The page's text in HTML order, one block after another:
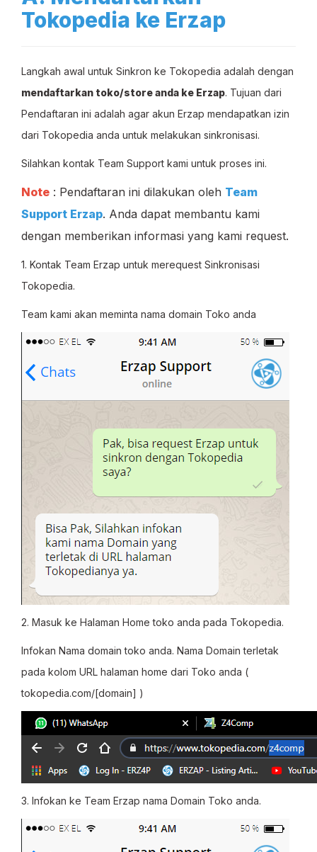
Tokopedia ke Erzap
Langkah awal untuk Sinkron ke Tokopedia adalah dengan
mendaftarkan toko/store anda ke Erzap. Tujuan dari
Pendaftaran ini adalah agar akun Erzap mendapatkan izin
dari Tokopedia anda untuk melakukan sinkronisasi.
Silahkan kontak Team Support kami untuk proses ini.
Note : Pendaftaran ini dilakukan oleh Team
Support Erzap. Anda dapat membantu kami
dengan memberikan informasi yang kami request.
1. Kontak Team Erzap untuk merequest Sinkronisasi
Tokopedia.
Team kami akan meminta nama domain Toko anda
2. Masuk ke Halaman Home toko anda pada Tokopedia.
Infokan Nama domain toko anda. Nama Domain terletak
pada kolom URL halaman home dari Toko anda (
tokopedia.com/[domain] )
3. Infokan ke Team Erzap nama Domain Toko anda.